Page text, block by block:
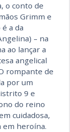
o conto de
Grimm e
a da
– na
ao lançar a
angelical
rompante de
por um
9 e
do reino
cuidadosa,
em heroína.